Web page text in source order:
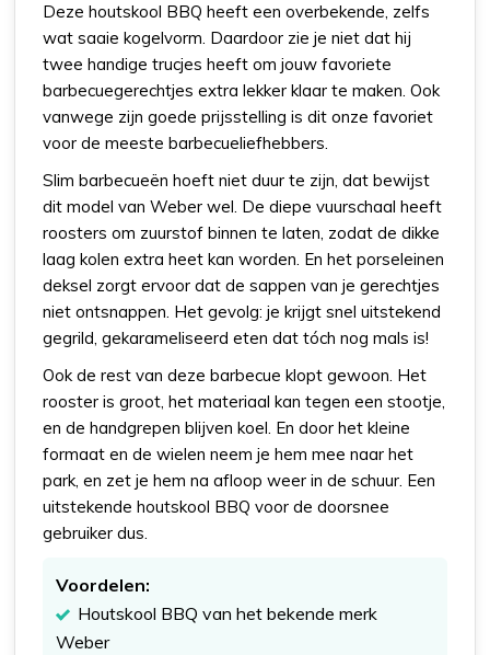
Deze houtskool BBQ heeft een overbekende, zelfs
wat saaie kogelvorm. Daardoor zie je niet dat hij
twee handige trucjes heeft om jouw favoriete
barbecuegerechtjes extra lekker klaar te maken. Ook
vanwege zijn goede prijsstelling is dit onze favoriet
voor de meeste barbecueliefhebbers.
Slim barbecueën hoeft niet duur te zijn, dat bewijst
dit model van Weber wel. De diepe vuurschaal heeft
roosters om zuurstof binnen te laten, zodat de dikke
laag kolen extra heet kan worden. En het porseleinen
deksel zorgt ervoor dat de sappen van je gerechtjes
niet ontsnappen. Het gevolg: je krijgt snel uitstekend
gegrild, gekarameliseerd eten dat tóch nog mals is!
Ook de rest van deze barbecue klopt gewoon. Het
rooster is groot, het materiaal kan tegen een stootje,
en de handgrepen blijven koel. En door het kleine
formaat en de wielen neem je hem mee naar het
park, en zet je hem na afloop weer in de schuur. Een
uitstekende houtskool BBQ voor de doorsnee
gebruiker dus.
Voordelen:
Houtskool BBQ van het bekende merk
Weber